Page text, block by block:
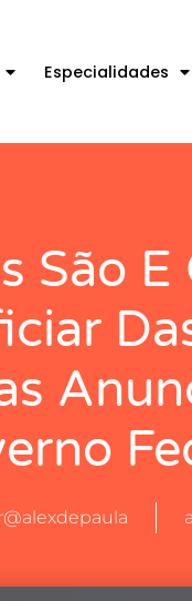
Especialidades
São